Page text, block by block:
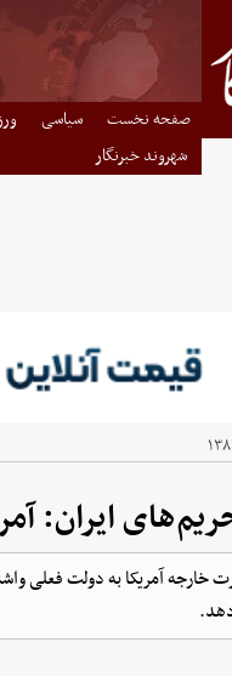
صفحه نخست سیاسی
شهروند خبرنگار
ایران:
خارجه آمریکا به دولت فعلی
دهد.